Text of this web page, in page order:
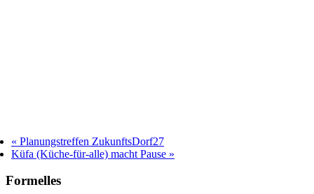
« Planungstreffen ZukunftsDorf27
Küfa (Küche-für-alle) macht Pause »
Formelles